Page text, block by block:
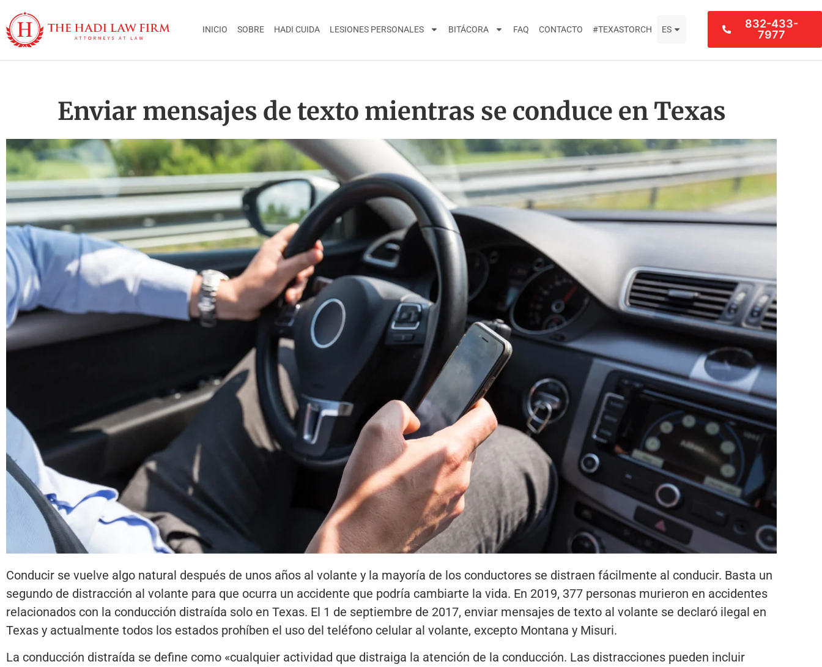
INICIO SOBRE HADI CUIDA LESIONES PERSONALES BITÁCORA FAQ CONTACTO #TEXASTORCH ES
832-433-
7977
Enviar mensajes de texto mientras se conduce en Texas
Conducir se vuelve algo natural después de unos años al volante y la mayoría de los conductores se distraen fácilmente al conducir. Basta un
segundo de distracción al volante para que ocurra un accidente que podría cambiarte la vida. En 2019, 377 personas murieron en accidentes
relacionados con la conducción distraída solo en Texas. El 1 de septiembre de 2017, enviar mensajes de texto al volante se declaró ilegal en
Texas y actualmente todos los estados prohíben el uso del teléfono celular al volante, excepto Montana y Misuri.
La conducción distraída se define como «cualquier actividad que distraiga la atención de la conducción. Las distracciones pueden incluir